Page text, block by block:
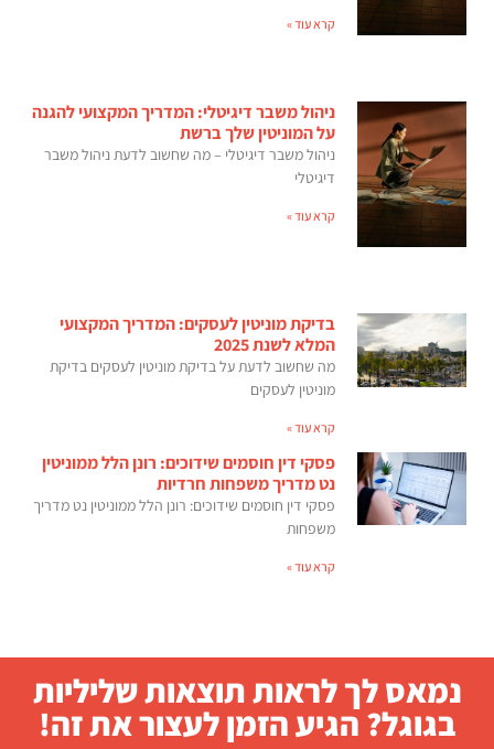
קרא עוד »
ניהול משבר דיגיטלי: המדריך המקצועי להגנה
על המוניטין שלך ברשת
ניהול משבר דיגיטלי – מה שחשוב לדעת ניהול משבר
דיגיטלי
קרא עוד »
בדיקת מוניטין לעסקים: המדריך המקצועי
המלא לשנת 2025
מה שחשוב לדעת על בדיקת מוניטין לעסקים בדיקת
מוניטין לעסקים
קרא עוד »
פסקי דין חוסמים שידוכים: רונן הלל ממוניטין
נט מדריך משפחות חרדיות
פסקי דין חוסמים שידוכים: רונן הלל ממוניטין נט מדריך
משפחות
קרא עוד »
נמאס לך לראות תוצאות שליליות
בגוגל? הגיע הזמן לעצור את זה!